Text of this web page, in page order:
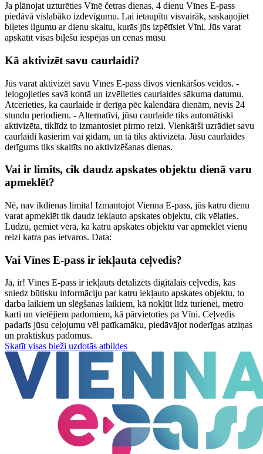
Ja plānojat uzturēties Vīnē četras dienas, 4 dienu Vīnes E-pass
piedāvā vislabāko izdevīgumu. Lai ietaupītu visvairāk, saskaņojiet
biļetes ilgumu ar dienu skaitu, kurās jūs izpētīsiet Vīni. Jūs varat
apskatīt visas biļešu iespējas un cenas mūsu
Kā aktivizēt savu caurlaidi?
Jūs varat aktivizēt savu Vīnes E-pass divos vienkāršos veidos. -
Ielogojieties savā kontā un izvēlieties caurlaides sākuma datumu.
Atcerieties, ka caurlaide ir derīga pēc kalendāra dienām, nevis 24
stundu periodiem. - Alternatīvi, jūsu caurlaide tiks automātiski
aktivizēta, tiklīdz to izmantosiet pirmo reizi. Vienkārši uzrādiet savu
caurlaidi kasierim vai gidam, un tā tiks aktivizēta. Jūsu caurlaides
derīgums tiks skaitīts no aktivizēšanas dienas.
Vai ir limits, cik daudz apskates objektu dienā varu
apmeklēt?
Nē, nav ikdienas limita! Izmantojot Vienna E-pass, jūs katru dienu
varat apmeklēt tik daudz iekļauto apskates objektu, cik vēlaties.
Lūdzu, ņemiet vērā, ka katru apskates objektu var apmeklēt vienu
reizi katra pas ietvaros. Data:
Vai Vīnes E-pass ir iekļauta ceļvedis?
Jā, ir! Vīnes E-pass ir iekļauts detalizēts digitālais ceļvedis, kas
sniedz būtisku informāciju par katru iekļauto apskates objektu, to
darba laikiem un slēgšanas laikiem, kā nokļūt līdz turienei, metro
karti un vietējiem padomiem, kā pārvietoties pa Vīni. Ceļvedis
padarīs jūsu ceļojumu vēl patīkamāku, piedāvājot noderīgas atziņas
un praktiskus padomus.
Skatīt visas bieži uzdotās atbildes